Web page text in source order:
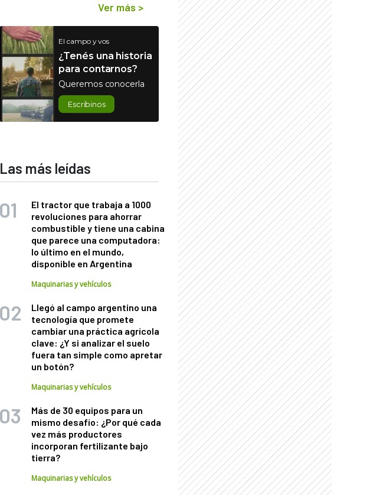
Ver más >
El campo y vos
¿Tenés una historia
para contarnos?
Queremos conocerla
Escribinos
Las más leídas
El tractor que trabaja a 1000
revoluciones para ahorrar
combustible y tiene una cabina
que parece una computadora:
lo último en el mundo,
disponible en Argentina
Maquinarias y vehículos
Llegó al campo argentino una
tecnología que promete
cambiar una práctica agrícola
clave: ¿Y si analizar el suelo
fuera tan simple como apretar
un botón?
Maquinarias y vehículos
Más de 30 equipos para un
mismo desafío: ¿Por qué cada
vez más productores
incorporan fertilizante bajo
tierra?
Maquinarias y vehículos